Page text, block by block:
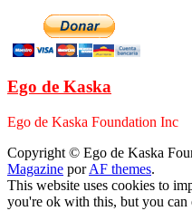
Ego de Kaska
Ego de Kaska Foundation Inc
Copyright © Ego de Kaska
Magazine porAF themes.
This website uses cookies to
you're ok with this, but you